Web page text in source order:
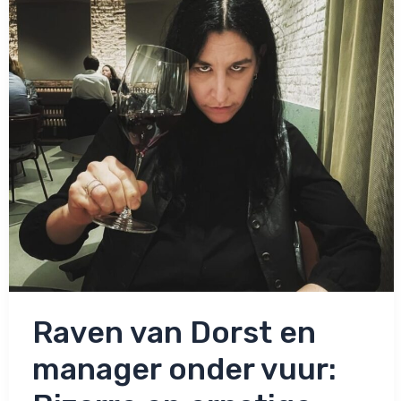
Raven van Dorst en
manager onder vuur: